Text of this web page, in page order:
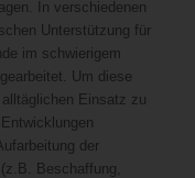
In verschiedenen
Unterstützung für
im schwierigem
Um diese
Einsatz zu
der
Beschaffung,